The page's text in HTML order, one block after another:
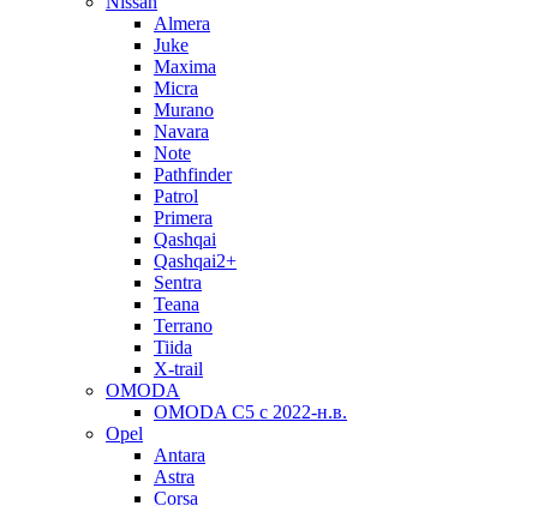
Almera
Juke
Maxima
Micra
Murano
Navara
Note
Pathfinder
Patrol
Primera
Qashqai
Qashqai2+
Sentra
Teana
Terrano
Tiida
X-trail
OMODA
OMODA C5 c 2022-н.в.
Opel
Antara
Astra
Corsa